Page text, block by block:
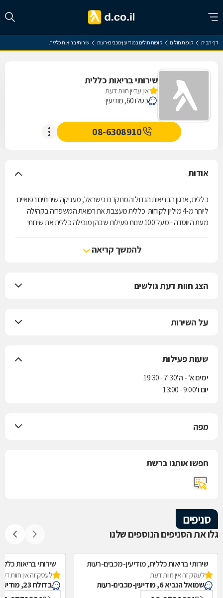
דף הבית קופות חולים קופות חולים במודיעין-מכבים-רעות שירותי בריאות כללית
שירותי בריאות כללית
אין עדיין חוות דעת
כסלו 60, מודיעין
08-6308910
אודות
כללית, ארגון הבריאות הגדול והמתקדם בישראל, מעניקה שירותים רפואיים
ליותר מ-4 מיליון לקוחות. כללית מעצבת את רפואת המשפחה בקהילה
מעת היווסדה - מעל 100 שנות פעילות שבהן מובילה כללית את שירותי
להמשך קריאה
הצג חוות דעת גולשים
על השירות
שעות פעילות
ימים א' - ה'7:30 - 19:30
יום ו'9:00 - 13:00
מפה
חפשו אותנו ברשת
סניפים
גלו את הסניפים הנוספים שלנו
שירותי בריאות כללית, מודיעין-מכבים-רעות
לעסק זה אין חוות דעת
שמואל הנביא 6, מודיעין-מכבים-רעות
שירותי בריאות
לעסק זה אין חוות
בדולח 23, מודיעין-מכבים-רעות